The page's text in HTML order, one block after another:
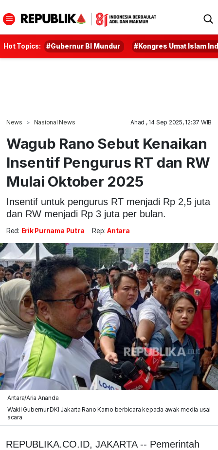
Hot Topics: #Gubernur BI Mundur #Kongres Umat Islam
News Nasional News Ahad , 14 Sep 2025, 12:37 WIB
Wagub Rano Sebut Kenaikan
Insentif Pengurus RT dan RW
Mulai Oktober 2025
Insentif untuk pengurus RT menjadi Rp 2,5 juta
dan RW menjadi Rp 3 juta per bulan.
Red: Erik Purnama Putra Rep: Antara
Antara/Aria Ananda
Wakil Gubernur DKI Jakarta Rano Karno berbicara kepada awak media usai
acara
REPUBLIKA.CO.ID, JAKARTA -- Pemerintah